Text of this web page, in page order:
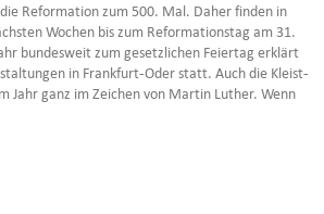
Reformation zum 500. Mal. Daher finden in
Wochen bis zum Reformationstag am 31.
bundesweit zum gesetzlichen Feiertag erklärt
in Frankfurt-Oder statt. Auch die Kleist-
Jahr ganz im Zeichen von Martin Luther. Wenn